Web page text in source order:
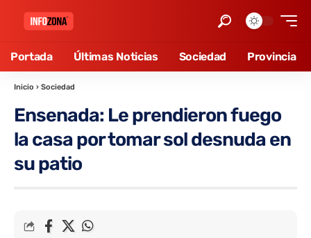
Portada Últimas Noticias Sociedad Provincia
Inicio › Sociedad
Ensenada: Le prendieron fuego
la casa por tomar sol desnuda en
su patio